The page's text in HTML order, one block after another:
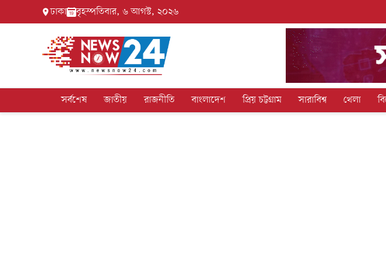
ঢাকা বৃহস্পতিবার, ৬ আগস্ট, ২০২৬
সর্বশেষ জাতীয় রাজনীতি বাংলাদেশ প্রিয় চট্টগ্রাম সারাবিশ্ব খেলা